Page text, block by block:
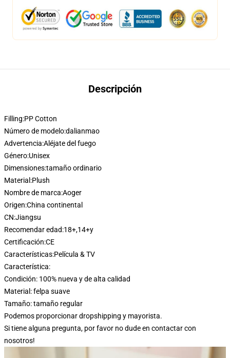
Descripción
Filling:PP Cotton
Número de modelo:dalianmao
Advertencia:Aléjate del fuego
Género:Unisex
Dimensiones:tamaño ordinario
Material:Plush
Nombre de marca:Aoger
Origen:China continental
CN:Jiangsu
Recomendar edad:18+,14+y
Certificación:CE
Características:Película & TV
Característica:
Condición: 100% nueva y de alta calidad
Material: felpa suave
Tamaño: tamaño regular
Podemos proporcionar dropshipping y mayorista.
Si tiene alguna pregunta, por favor no dude en contactar con
nosotros!